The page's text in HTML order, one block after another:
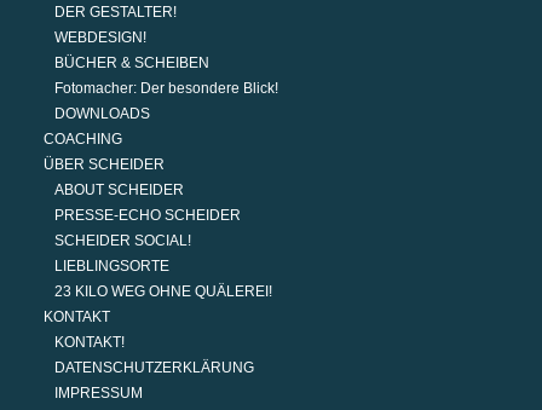
DER GESTALTER!
WEBDESIGN!
BÜCHER & SCHEIBEN
Fotomacher: Der besondere Blick!
DOWNLOADS
COACHING
ÜBER SCHEIDER
ABOUT SCHEIDER
PRESSE-ECHO SCHEIDER
SCHEIDER SOCIAL!
LIEBLINGSORTE
23 KILO WEG OHNE QUÄLEREI!
KONTAKT
KONTAKT!
DATENSCHUTZERKLÄRUNG
IMPRESSUM